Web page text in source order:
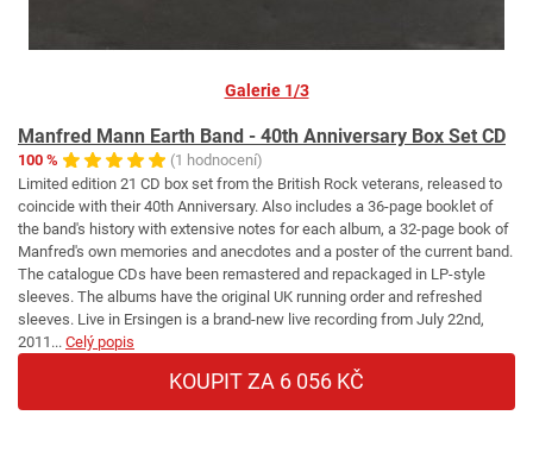
Galerie 1/3
Manfred Mann Earth Band - 40th Anniversary Box Set CD
100 %
(1 hodnocení)
Limited edition 21 CD box set from the British Rock veterans, released to
coincide with their 40th Anniversary. Also includes a 36-page booklet of
the band's history with extensive notes for each album, a 32-page book of
Manfred's own memories and anecdotes and a poster of the current band.
The catalogue CDs have been remastered and repackaged in LP-style
sleeves. The albums have the original UK running order and refreshed
sleeves. Live in Ersingen is a brand-new live recording from July 22nd,
2011... Celý popis
KOUPIT ZA 6 056 KČ